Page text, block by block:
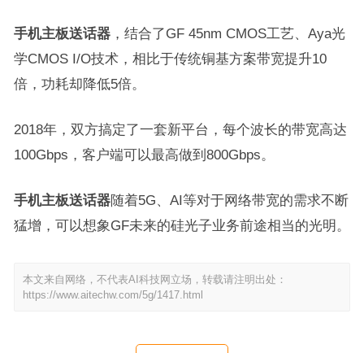
手机主板送话器，结合了GF 45nm CMOS工艺、Aya光
学CMOS I/O技术，相比于传统铜基方案带宽提升10
倍，功耗却降低5倍。
2018年，双方搞定了一套新平台，每个波长的带宽高达
100Gbps，客户端可以最高做到800Gbps。
手机主板送话器随着5G、AI等对于网络带宽的需求不断
猛增，可以想象GF未来的硅光子业务前途相当的光明。
本文来自网络，不代表AI科技网立场，转载请注明出处：
https://www.aitechw.com/5g/1417.html